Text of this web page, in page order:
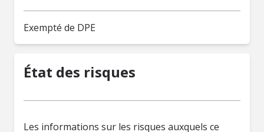
Exempté de DPE
État des risques
Les informations sur les risques auxquels ce